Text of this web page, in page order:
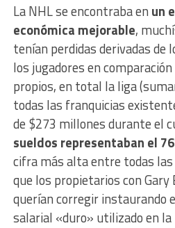
La NHL se encontraba en un
económica mejorable,
tenían perdidas derivadas de
los jugadores en
propios, en total la liga
todas las franquicias
de $273 millones durante el
sueldos representaban el
cifra más alta entre todas
que los propietarios con
querían corregir instaurando
salarial «duro» utilizado en la